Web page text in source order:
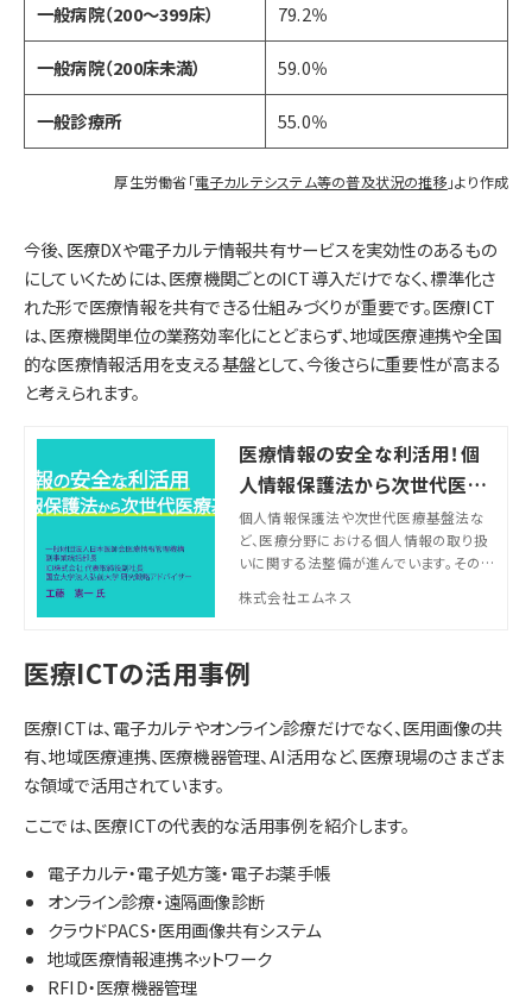
一般病院（200〜399床） 79.2％
一般病院（200床未満） 59.0％
一般診療所 55.0％
厚生労働省「電子カルテシステム等の普及状況の推移 」より作成
今後、医療DXや電子カルテ情報共有サービスを実効性のあるもの
にしていくためには、医療機関ごとのICT導入だけでなく、標準化さ
れた形で医療情報を共有できる仕組みづくりが重要です。医療ICT
は、医療機関単位の業務効率化にとどまらず、地域医療連携や全国
的な医療情報活用を支える基盤として、今後さらに重要性が高まる
と考えられます。
医療情報の安全な利活用！個
人情報保護法から次世代医療
基盤法へ【セミナーレポート】
個人情報保護法や次世代医療基盤法な
ど、医療分野における個人情報の取り扱
いに関する法整備が進んでいます。その
いなかったり、各種情報の取り扱いが複
りません。 そこで一般財団法人日本医師
括部長 工藤憲一氏をお招きし、各法律
向けて解説していただきました。
株式会社エムネス
医療ICTの活用事例
医療ICTは、電子カルテやオンライン診療だけでなく、医用画像の共
有、地域医療連携、医療機器管理、AI活用など、医療現場のさまざま
な領域で活用されています。
ここでは、医療ICTの代表的な活用事例を紹介します。
電子カルテ・電子処方箋・電子お薬手帳
オンライン診療・遠隔画像診断
クラウドPACS・医用画像共有システム
地域医療情報連携ネットワーク
RFID・医療機器管理